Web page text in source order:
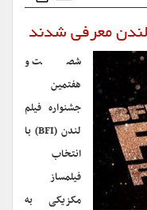
معرفی شدند
شصت و
هفتمین
جشنواره فیلم
لندن (BFI) با
انتخاب
فیلمساز
مکزیکی به